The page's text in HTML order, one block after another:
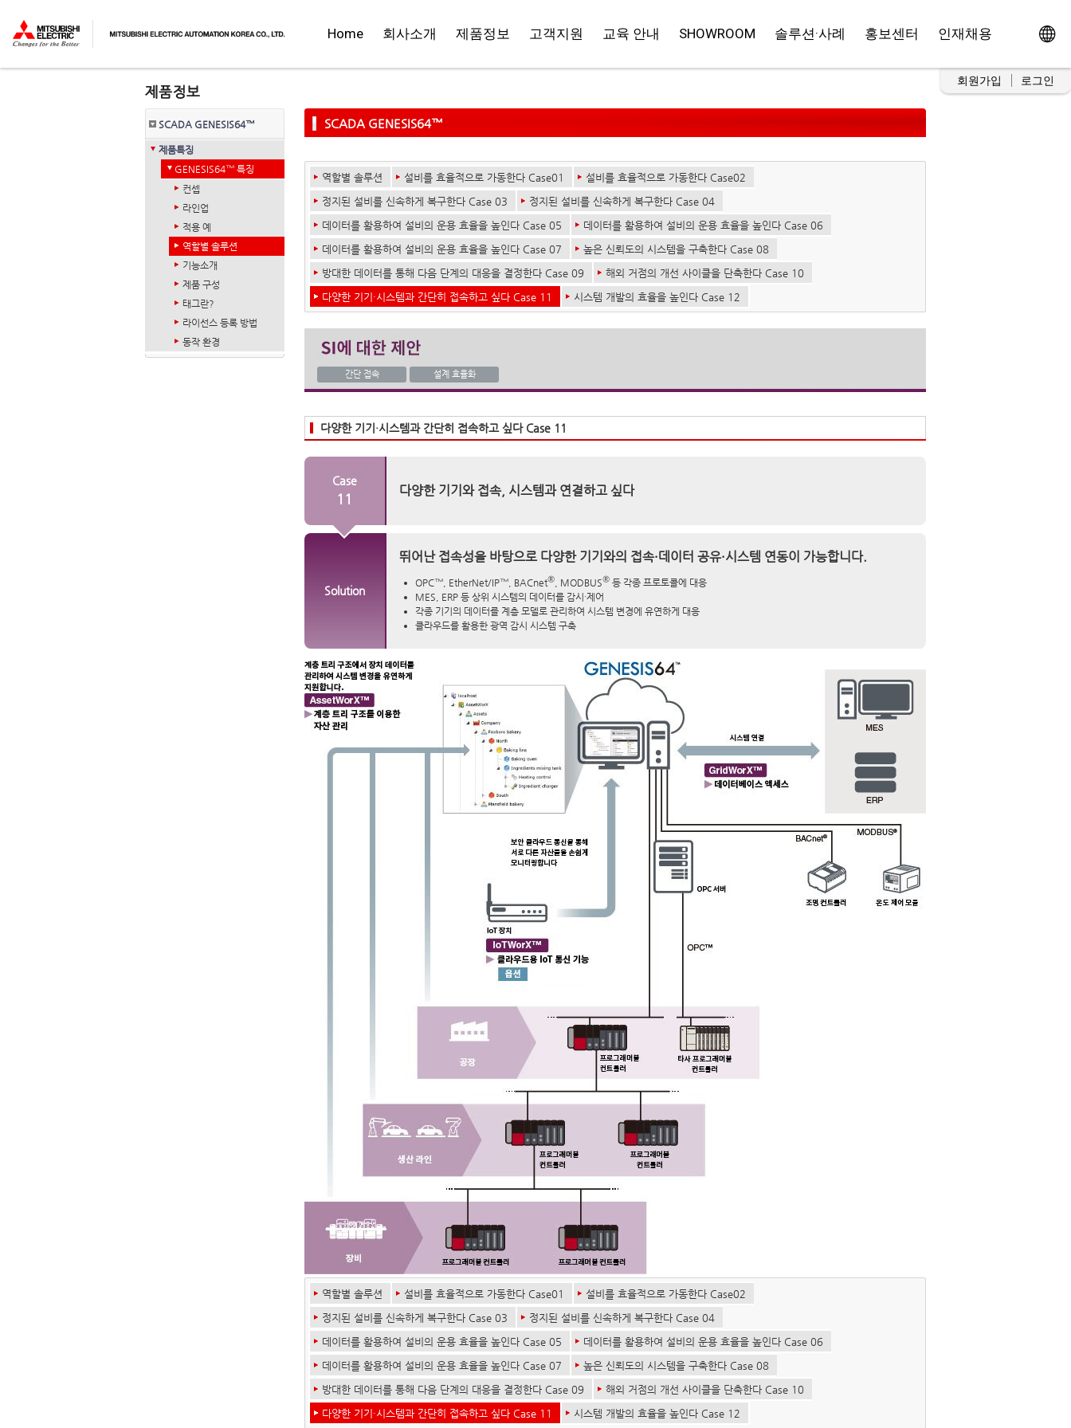
Home 회사소개 제품정보 고객지원 교육 안내 SHOWROOM 솔루션·사례 홍보센터 인재채용
회원가입 로그인
SCADA GENESIS64™
제품특징
GENESIS64™ 특징
컨셉
라인업
적용 예
역할별 솔루션
기능소개
제품 구성
태그란?
라이선스 등록 방법
동작 환경
SCADA GENESIS64™
역할별 솔루션 설비를 효율적으로 가동한다 Case01
설비를 효율적으로 가동한다 Case02
정지된 설비를 신속하게 복구한다 Case 03
정지된 설비를 신속하게 복구한다 Case 04
데이터를 활용하여 설비의 운용 효율을 높인다 Case 05
데이터를 활용하여 설비의 운용 효율을 높인다 Case 06
데이터를 활용하여 설비의 운용 효율을 높인다 Case 07
높은 신뢰도의 시스템을 구축한다 Case 08
방대한 데이터를 통해 다음 단계의 대응을 결정한다 Case 09
해외 거점의 개선 사이클을 단축한다 Case 10
다양한 기기·시스템과 간단히 접속하고 싶다 Case 11
시스템 개발의 효율을 높인다 Case 12
간단 접속 설계 효율화
다양한 기기·시스템과 간단히 접속하고 싶다 Case 11
Case
11
다양한 기기와 접속, 시스템과 연결하고 싶다
Solution
뛰어난 접속성을 바탕으로 다양한 기기와의 접속·데이터 공유·시스템 연동이 가능합니다.
OPC™, EtherNet/IP™, BACnet®, MODBUS®등 각종 프로토콜에 대응
MES, ERP 등 상위 시스템의 데이터를 감시·제어
각종 기기의 데이터를 계층 모델로 관리하여 시스템 변경에 유연하게 대응
클라우드를 활용한 광역 감시 시스템 구축
역할별 솔루션 설비를 효율적으로 가동한다 Case01
설비를 효율적으로 가동한다 Case02
정지된 설비를 신속하게 복구한다 Case 03
정지된 설비를 신속하게 복구한다 Case 04
데이터를 활용하여 설비의 운용 효율을 높인다 Case 05
데이터를 활용하여 설비의 운용 효율을 높인다 Case 06
데이터를 활용하여 설비의 운용 효율을 높인다 Case 07
높은 신뢰도의 시스템을 구축한다 Case 08
방대한 데이터를 통해 다음 단계의 대응을 결정한다 Case 09
해외 거점의 개선 사이클을 단축한다 Case 10
다양한 기기·시스템과 간단히 접속하고 싶다 Case 11
시스템 개발의 효율을 높인다 Case 12